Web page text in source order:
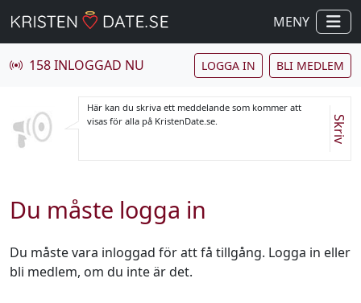
MENY
158 INLOGGAD NU LOGGA IN BLI MEDLEM
Här kan du skriva ett meddelande som kommer att
visas för alla på KristenDate.se.
Skriv
Du måste logga in
Du måste vara inloggad för att få tillgång. Logga in eller
bli medlem, om du inte är det.